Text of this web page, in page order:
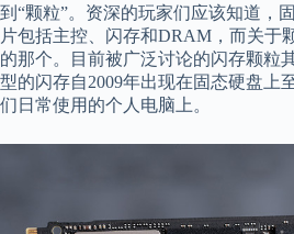
到“颗粒”。资深的玩家们应该知道，
片包括主控、闪存和DRAM，而关于
的那个。目前被广泛讨论的闪存颗粒
型的闪存自2009年出现在固态硬盘上
们日常使用的个人电脑上。